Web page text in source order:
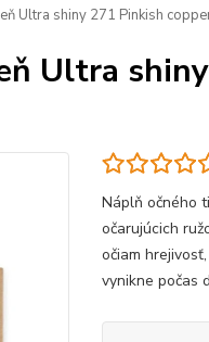
Ultra shiny 271 Pinkish
Ultra
Náplň očného
očarujúcich
očiam
vynikne počas